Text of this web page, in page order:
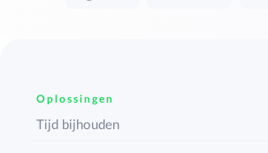
Oplossingen
Tijd bijhouden